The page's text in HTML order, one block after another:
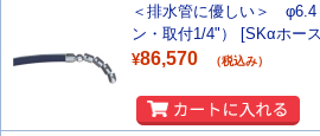
＜排水管に優しい＞
ン・取付1/4"） [SKαホー
¥86,570 （税込み）